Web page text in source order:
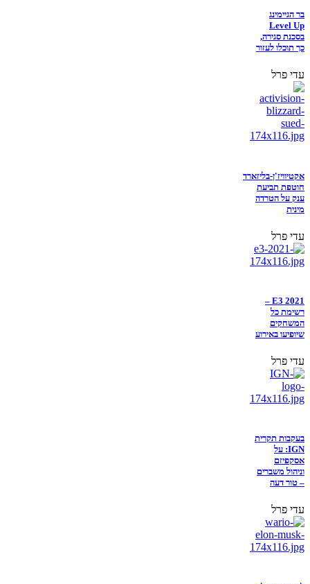
בר הגיימינג
Level Up
בסכנת סגירה,
כך תוכלו לעזור
עדי פרל
אקטיוויז'ן-בליזארד
חוטפת תביעת
ענק על הטרדה
מינית
עדי פרל
E3 2021 –
רשימת כל
המשחקים
שיופיעו באירוע
עדי פרל
בעקבות תקרית
IGN: על
אסקפיזם
וניהול משברים
– טור דעה
עדי פרל